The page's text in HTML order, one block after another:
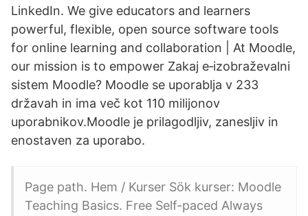
LinkedIn. We give educators and learners
powerful, flexible, open source software tools
for online learning and collaboration | At Moodle,
our mission is to empower Zakaj e‑izobraževalni
sistem Moodle? Moodle se uporablja v 233
državah in ima več kot 110 milijonov
uporabnikov.Moodle je prilagodljiv, zanesljiv in
enostaven za uporabo.
Page path. Hem / Kurser Sök kurser: Moodle
Teaching Basics. Free Self-paced Always